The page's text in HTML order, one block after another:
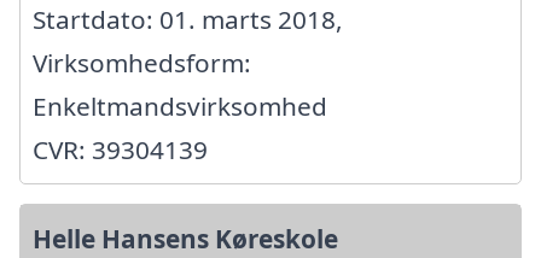
Startdato: 01. marts 2018,
Virksomhedsform:
Enkeltmandsvirksomhed
CVR: 39304139
Helle Hansens Køreskole